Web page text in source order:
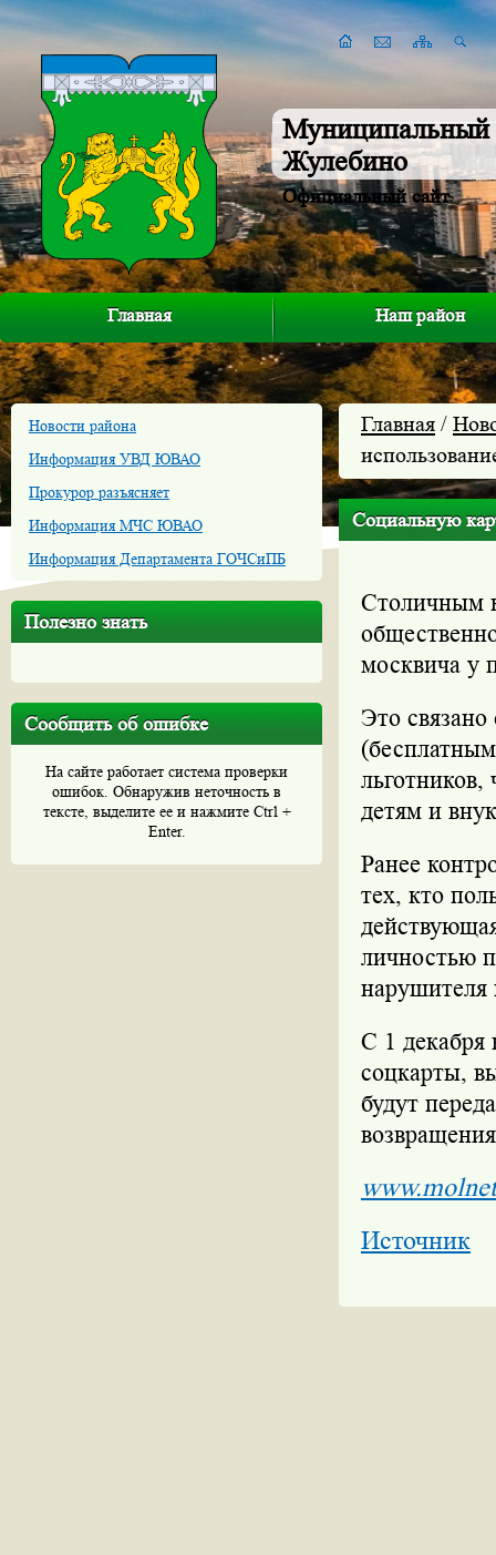
Муниципальный
Жулебино
Официальный сайт
Главная Наш район
Новости района
Информация УВД ЮВАО
Прокурор разъясняет
Информация МЧС ЮВАО
Информация Департамента ГОЧСиПБ
Полезно знать
Сообщить об ошибке
На сайте работает система проверки
ошибок. Обнаружив неточность в
тексте, выделите ее и нажмите Ctrl +
Enter.
Главная /
Социальную
Столичным
москвича у
Это связано
детям и
Ранее
тех, кто
личностью
нарушителя
С 1 декабря
соцкарты,
будут
Источник